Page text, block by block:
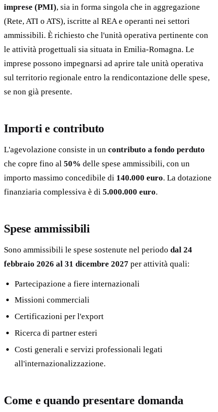
imprese (PMI), sia in forma singola che in aggregazione
(Rete, ATI o ATS), iscritte al REA e operanti nei settori
ammissibili. È richiesto che l'unità operativa pertinente con
le attività progettuali sia situata in Emilia-Romagna. Le
imprese possono impegnarsi ad aprire tale unità operativa
sul territorio regionale entro la rendicontazione delle spese,
se non già presente.
Importi e contributo
L'agevolazione consiste in un contributo a fondo perduto
che copre fino al 50% delle spese ammissibili, con un
importo massimo concedibile di 140.000 euro. La dotazione
finanziaria complessiva è di 5.000.000 euro.
Spese ammissibili
Sono ammissibili le spese sostenute nel periodo dal 24
febbraio 2026 al 31 dicembre 2027 per attività quali:
Partecipazione a fiere internazionali
Missioni commerciali
Certificazioni per l'export
Ricerca di partner esteri
Costi generali e servizi professionali legati
all'internazionalizzazione.
Come e quando presentare domanda